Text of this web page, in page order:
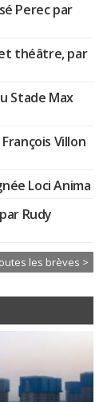
Perec par
et théâtre, par
Stade Max
Villon
Loci Anima
Rudy
les brèves >